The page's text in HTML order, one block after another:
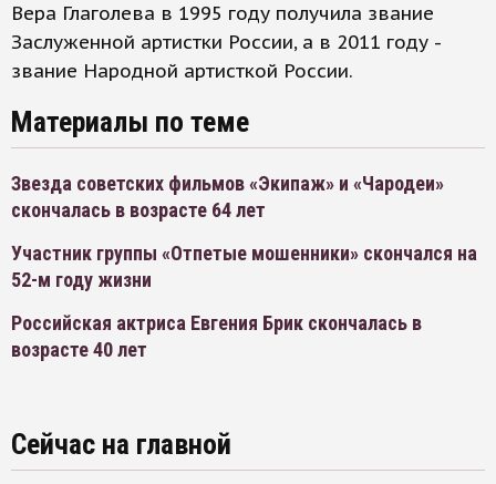
Вера Глаголева в 1995 году получила звание
Заслуженной артистки России, а в 2011 году -
звание Народной артисткой России.
Материалы по теме
Звезда советских фильмов «Экипаж» и «Чародеи»
скончалась в возрасте 64 лет
Участник группы «Отпетые мошенники» скончался на
52-м году жизни
Российская актриса Евгения Брик скончалась в
возрасте 40 лет
Сейчас на главной